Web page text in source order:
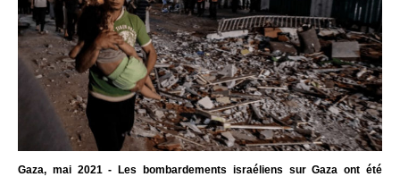
Gaza, mai 2021 - Les bombardements israéliens sur Gaza ont été